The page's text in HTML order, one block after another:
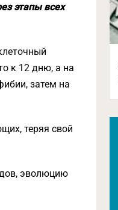
этапы всех
к 12 дню, а на
затем на
теряя свой
эволюцию